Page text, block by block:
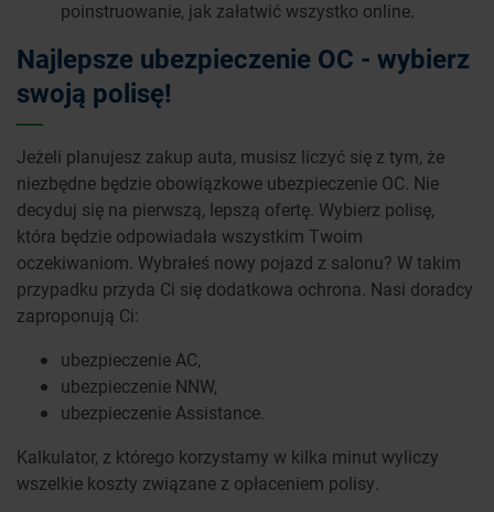
poinstruowanie, jak załatwić wszystko online.
Najlepsze ubezpieczenie OC - wybierz
swoją polisę!
Jeżeli planujesz zakup auta, musisz liczyć się z tym, że
niezbędne będzie obowiązkowe ubezpieczenie OC. Nie
decyduj się na pierwszą, lepszą ofertę. Wybierz polisę,
która będzie odpowiadała wszystkim Twoim
oczekiwaniom. Wybrałeś nowy pojazd z salonu? W takim
przypadku przyda Ci się dodatkowa ochrona. Nasi doradcy
zaproponują Ci:
ubezpieczenie AC,
ubezpieczenie NNW,
ubezpieczenie Assistance.
Kalkulator, z którego korzystamy w kilka minut wyliczy
wszelkie koszty związane z opłaceniem polisy.